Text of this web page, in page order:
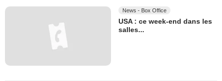
News - Box Office
USA : ce week-end dans les
salles...